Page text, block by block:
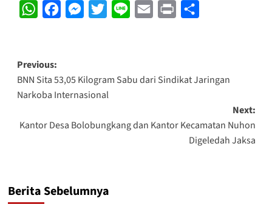
WhatsAppFacebookMessenger
Twitter Line Email Print
Post
navigation
Previous:
BNN Sita 53,05 Kilogram Sabu dari Sindikat Jaringan
Narkoba Internasional
Next:
Kantor Desa Bolobungkang dan Kantor Kecamatan Nuhon
Digeledah Jaksa
Berita Sebelumnya